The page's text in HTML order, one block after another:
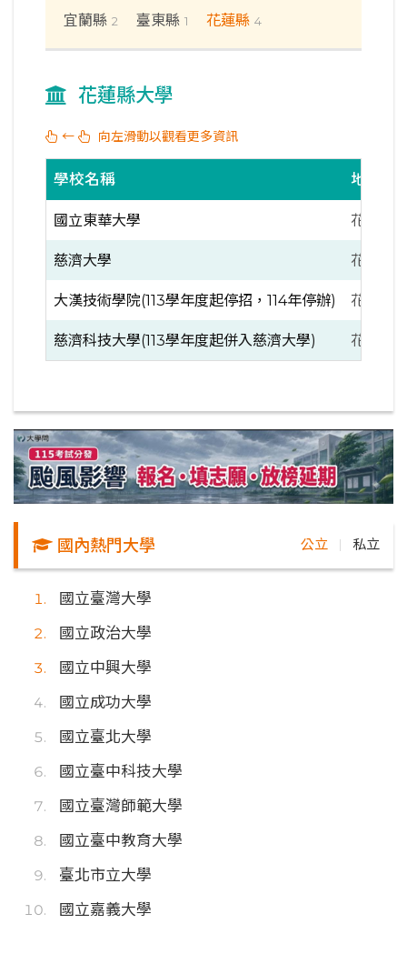
宜蘭縣 2 臺東縣 1 花蓮縣 4
花蓮縣大學
← 向左滑動以觀看更多資訊
學校名稱 地區
國立東華大學 花蓮縣
慈濟大學 花蓮縣
大漢技術學院(113學年度起停招，114年停辦) 花蓮縣
慈濟科技大學(113學年度起併入慈濟大學) 花蓮縣
國內熱門大學 公立 私立
國立臺灣大學
國立政治大學
國立中興大學
國立成功大學
國立臺北大學
國立臺中科技大學
國立臺灣師範大學
國立臺中教育大學
臺北市立大學
國立嘉義大學